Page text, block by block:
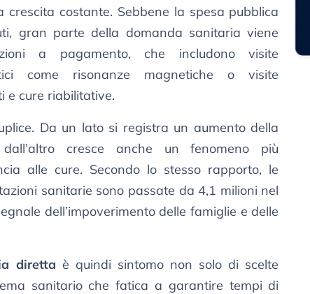
costante. Sebbene la spesa pubblica
gran parte della domanda sanitaria viene
a pagamento, che includono visite
come risonanze magnetiche o visite
e cure riabilitative.
Da un lato si registra un aumento della
cresce anche un fenomeno più
alle cure. Secondo lo stesso rapporto, le
sanitarie sono passate da 4,1 milioni nel
dell’impoverimento delle famiglie e delle
diretta è quindi sintomo non solo di scelte
sanitario che fatica a garantire tempi di